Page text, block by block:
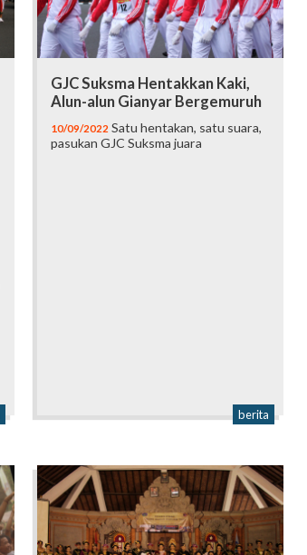
GJC Suksma Hentakkan Kaki,
Alun-alun Gianyar Bergemuruh
10/09/2022 Satu hentakan, satu suara,
pasukan GJC Suksma juara
berita